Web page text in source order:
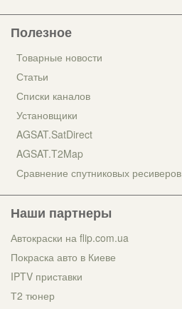
Полезное
Товарные новости
Статьи
Списки каналов
Установщики
AGSAT.SatDirect
AGSAT.T2Map
Сравнение спутниковых ресиверов
Наши партнеры
Автокраски на flip.com.ua
Покраска авто в Киеве
IPTV приставки
Т2 тюнер